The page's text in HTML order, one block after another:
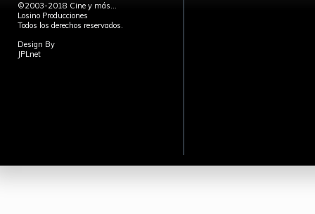
©2003-2018 Cine y más...
Losino Producciones
Todos los derechos reservados.
Design By
JPLnet